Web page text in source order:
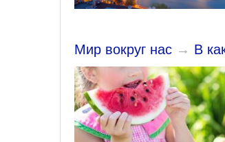
Мир вокруг нас → В